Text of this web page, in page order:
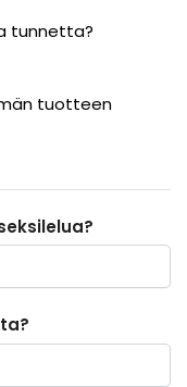
tunnetta?
tuotteen